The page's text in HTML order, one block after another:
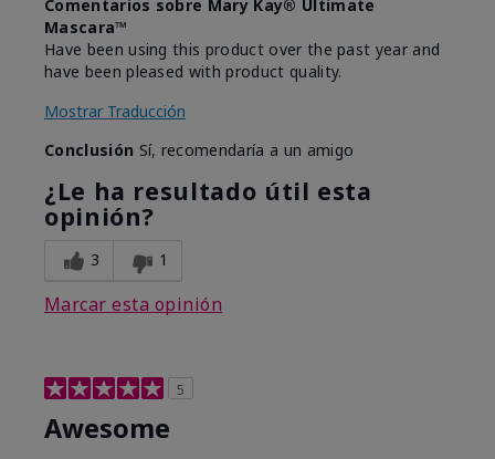
Comentarios sobre Mary Kay® Ultimate
Mascara™
Have been using this product over the past year and
have been pleased with product quality.
Mostrar Traducción
Conclusión Sí, recomendaría a un amigo
¿Le ha resultado útil esta
opinión?
3 1
Marcar esta opinión
5
Awesome